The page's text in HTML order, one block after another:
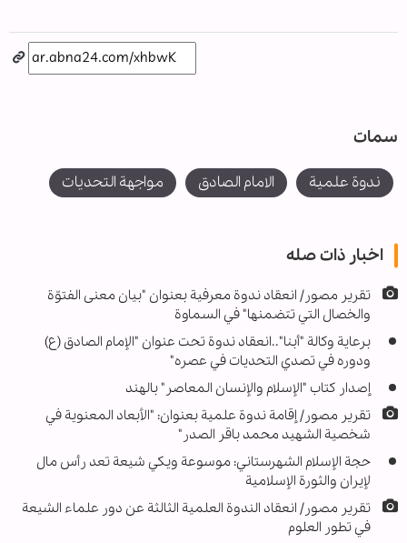
سمات
ندوة علمية الامام الصادق مواجهة التحديات
اخبار ذات صله
تقرير مصور/ انعقاد ندوة معرفية بعنوان "بيان معنى الفتوّة
والخصال التي تتضمنها" في السماوة
برعاية وكالة "أبنا"..انعقاد ندوة تحت عنوان "الإمام الصادق (ع)
ودوره في تصدي التحديات في عصره"
إصدار كتاب "الإسلام والإنسان المعاصر" بالهند
تقرير مصور/ إقامة ندوة علمية بعنوان: "الأبعاد المعنوية في
شخصية الشهيد محمد باقر الصدر"
حجة الإسلام الشهرستاني: موسوعة ويكي شيعة تعد رأس مال
لإيران والثورة الإسلامية
تقرير مصور/ انعقاد الندوة العلمية الثالثة عن دور علماء الشيعة
في تطور العلوم